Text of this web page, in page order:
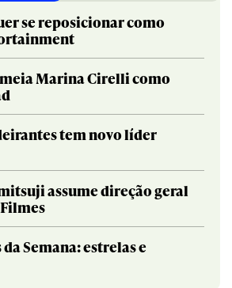
se reposicionar como
Marina Cirelli como
tem novo líder
assume direção geral
Semana: estrelas e